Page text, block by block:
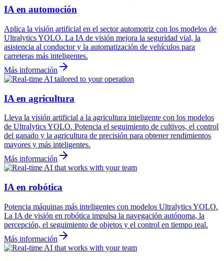
IA en automoción
Aplica la visión artificial en el sector automotriz con los modelos de
Ultralytics YOLO. La IA de visión mejora la seguridad vial, la
asistencia al conductor y la automatización de vehículos para
carreteras más inteligentes.
Más información
IA en agricultura
Lleva la visión artificial a la agricultura inteligente con los modelos
de Ultralytics YOLO. Potencia el seguimiento de cultivos, el control
del ganado y la agricultura de precisión para obtener rendimientos
mayores y más inteligentes.
Más información
IA en robótica
Potencia máquinas más inteligentes con modelos Ultralytics YOLO.
La IA de visión en robótica impulsa la navegación autónoma, la
percepción, el seguimiento de objetos y el control en tiempo real.
Más información